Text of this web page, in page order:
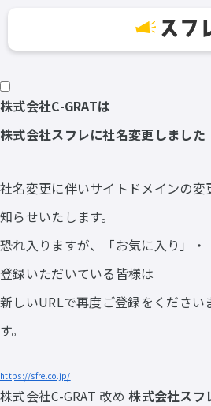
株式会社C-GRATは
株式会社スフレに社名変更しました
社名変更に伴いサイトドメインの
知らせいたします。
恐れ入りますが、「お気に入り」
登録いただいている皆様は
新しいURLで再度ご登録をください
す。
https://sfre.co.jp/
株式会社C-GRAT 改め株式会社スフ